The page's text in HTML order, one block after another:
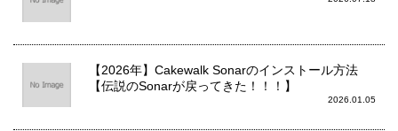
【2026年】Cakewalk Sonarのインストール方法
【伝説のSonarが戻ってきた！！！】
2026.01.05